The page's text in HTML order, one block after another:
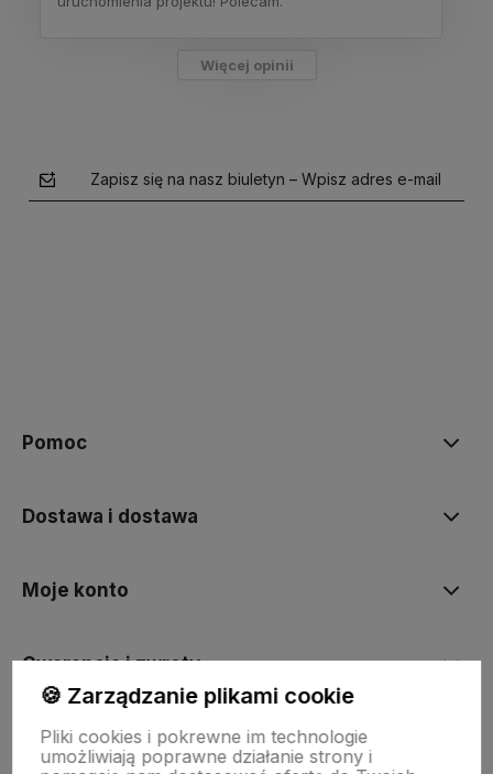
Więcej opinii
Zapisz się na nasz biuletyn – Wpisz adres e-mail
Pomoc
Dostawa i dostawa
Moje konto
Gwarancja i zwroty
O firmie
🍪 Zarządzanie plikami cookie
Pliki cookies i pokrewne im technologie
umożliwiają poprawne działanie strony i